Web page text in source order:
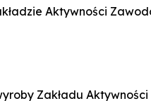
Aktywności
Zakładu